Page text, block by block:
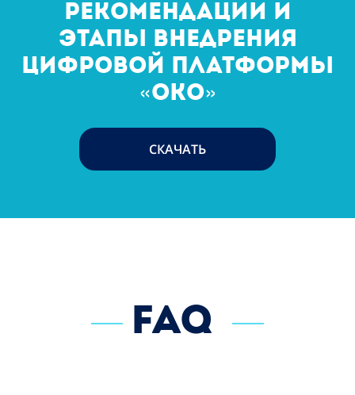
рекомендации и
этапы внедрения
цифровой платформы
«око»
СКАЧАТЬ
FAQ